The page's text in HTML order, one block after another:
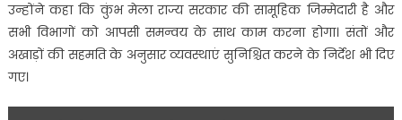
उन्होंने कहा कि कुंभ मेला राज्य सरकार की सामूहिक जिम्मेदारी है और
सभी विभागों को आपसी समन्वय के साथ काम करना होगा। संतों और
अखाड़ों की सहमति के अनुसार व्यवस्थाएं सुनिश्चित करने के निर्देश भी दिए
गए।